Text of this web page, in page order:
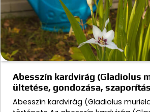
Abesszín kardvirág (Gladiolus
ültetése, gondozása,
Abesszín kardvirág (Gladiolus